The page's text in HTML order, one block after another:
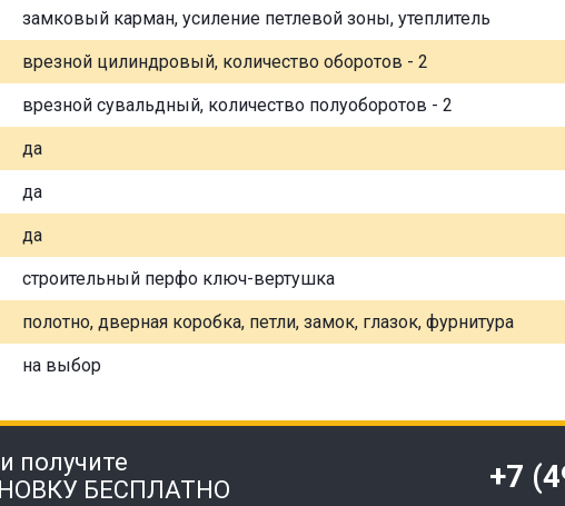
замковый карман, усиление петлевой зоны, утеплитель
врезной цилиндровый, количество оборотов - 2
врезной сувальдный, количество полуоборотов - 2
да
да
да
строительный перфо ключ-вертушка
полотно, дверная коробка, петли, замок, глазок, фурнитура
на выбор
получите
БЕСПЛАТНО
+7